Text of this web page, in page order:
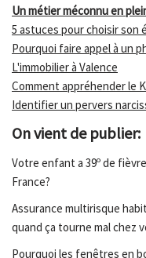
Un métier méconnu en
5 astuces pour choisir son
Pourquoi faire appel à un
L'immobilier à Valence
Comment appréhender le
Identifier un pervers
On vient de publier:
Votre enfant a 39º de
France?
Assurance multirisque
quand ça tourne mal chez
Pourquoi les fenêtres en